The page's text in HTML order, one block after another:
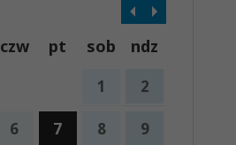
czw pt sob ndz
1 2
6 7 8 9